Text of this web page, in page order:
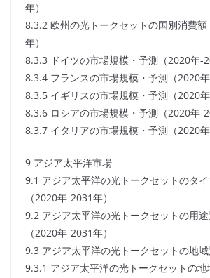
年）
8.3.2 欧州の光トークセットの国別消費
年）
8.3.3 ドイツの市場規模・予測（2020年-
8.3.4 フランスの市場規模・予測（2020年
8.3.5 イギリスの市場規模・予測（2020年
8.3.6 ロシアの市場規模・予測（2020年-
8.3.7 イタリアの市場規模・予測（2020年
9 アジア太平洋市場
9.1 アジア太平洋の光トークセットのタ
（2020年-2031年）
9.2 アジア太平洋の光トークセットの用
（2020年-2031年）
9.3 アジア太平洋の光トークセットの地
9.3.1 アジア太平洋の光トークセットの